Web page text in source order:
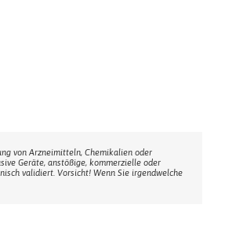
von Arzneimitteln, Chemikalien oder
Geräte, anstößige, kommerzielle oder
validiert. Vorsicht! Wenn Sie irgendwelche